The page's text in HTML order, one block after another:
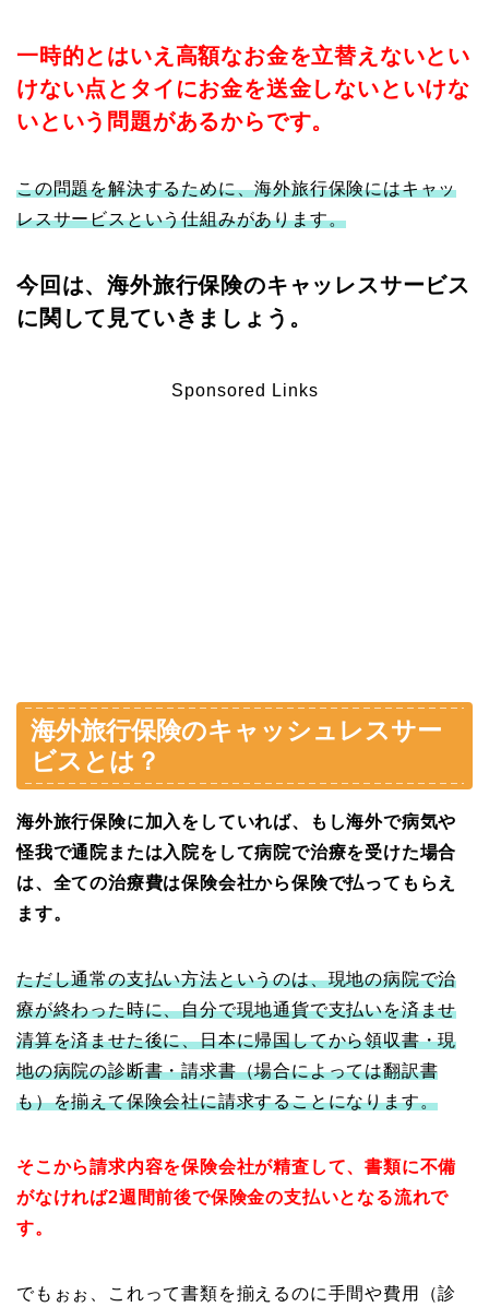
一時的とはいえ高額なお金を立替えないとい
けない点とタイにお金を送金しないといけな
いという問題があるからです。
この問題を解決するために、海外旅行保険にはキャッ
レスサービスという仕組みがあります。
今回は、海外旅行保険のキャッレスサービス
に関して見ていきましょう。
Sponsored Links
海外旅行保険のキャッシュレスサー
ビスとは？
海外旅行保険に加入をしていれば、もし海外で病気や
怪我で通院または入院をして病院で治療を受けた場合
は、全ての治療費は保険会社から保険で払ってもらえ
ます。
ただし通常の支払い方法というのは、現地の病院で治
療が終わった時に、自分で現地通貨で支払いを済ませ
清算を済ませた後に、日本に帰国してから領収書・現
地の病院の診断書・請求書（場合によっては翻訳書
も）を揃えて保険会社に請求することになります。
そこから請求内容を保険会社が精査して、書類に不備
がなければ2週間前後で保険金の支払いとなる流れで
す。
でもぉぉ、これって書類を揃えるのに手間や費用（診